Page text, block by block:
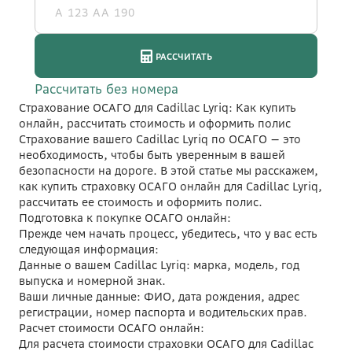
Страхование ОСАГО для Cadillac Lyriq: Как купить
онлайн, рассчитать стоимость и оформить полис
Страхование вашего Cadillac Lyriq по ОСАГО — это
необходимость, чтобы быть уверенным в вашей
безопасности на дороге. В этой статье мы расскажем,
как купить страховку ОСАГО онлайн для Cadillac Lyriq,
рассчитать ее стоимость и оформить полис.
Подготовка к покупке ОСАГО онлайн:
Прежде чем начать процесс, убедитесь, что у вас есть
следующая информация:
Данные о вашем Cadillac Lyriq: марка, модель, год
выпуска и номерной знак.
Ваши личные данные: ФИО, дата рождения, адрес
регистрации, номер паспорта и водительских прав.
Расчет стоимости ОСАГО онлайн:
Для расчета стоимости страховки ОСАГО для Cadillac